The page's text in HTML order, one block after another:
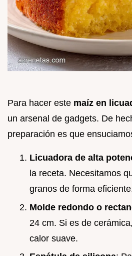
Para hacer este maíz en
un arsenal de gadgets. De
preparación es que
Licuadora de alta
la receta. Necesitamos
granos de forma
Molde redondo o
24 cm. Si es de
calor suave.